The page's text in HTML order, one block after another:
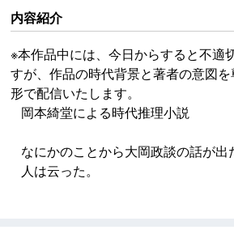
内容紹介
※本作品中には、今日からすると不適
すが、作品の時代背景と著者の意図
形で配信いたします。
岡本綺堂による時代推理小説
なにかのことから大岡政談の話が
人は云った。
「江戸時代には定まった刑法がな
いる人もあるようですが、それは